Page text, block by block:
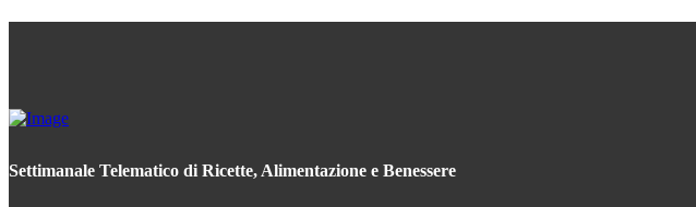
Settimanale Telematico di Ricette, Alimentazione e Benessere